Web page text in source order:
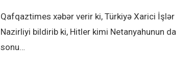
Qafqaztimes xəbər verir ki, Türkiyə Xarici İşlər
Nazirliyi bildirib ki, Hitler kimi Netanyahunun da
sonu…